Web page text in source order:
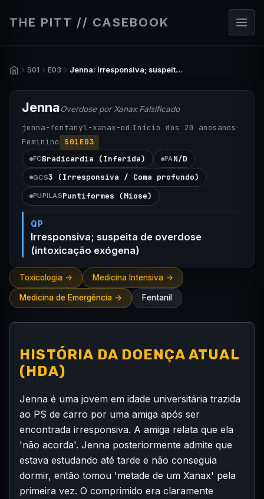
THE PITT // CASEBOOK
S01 E03 Jenna: Irresponsiva; suspeita de overdose (intoxicação exógena)
JennaOverdose por Xanax Falsificado
jenna-fentanyl-xanax-od·Início dos 20 anosanos·
Feminino S01E03
FCBradicardia (Inferida) PAN/D
GCS3 (Irresponsiva / Coma profundo)
PUPILASPuntiformes (Miose)
QP
Irresponsiva; suspeita de overdose
(intoxicação exógena)
Toxicologia -> Medicina Intensiva ->
Medicina de Emergência -> Fentanil
HISTÓRIA DA DOENÇA ATUAL
(HDA)
Jenna é uma jovem em idade universitária trazida
ao PS de carro por uma amiga após ser
encontrada irresponsiva. A amiga relata que ela
'não acorda'. Jenna posteriormente admite que
estava estudando até tarde e não conseguia
dormir, então tomou 'metade de um Xanax' pela
primeira vez. O comprimido era claramente